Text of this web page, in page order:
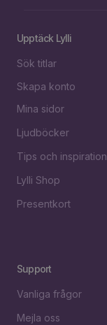
Upptäck Lylli
Sök titlar
Skapa konto
Mina sidor
Ljudböcker
Tips och inspiration
Lylli Shop
Presentkort
Support
Vanliga frågor
Mejla oss